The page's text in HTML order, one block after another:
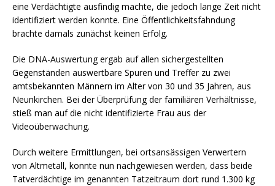
eine Verdächtigte ausfindig machte, die jedoch lange Zeit nicht
identifiziert werden konnte. Eine Öffentlichkeitsfahndung
brachte damals zunächst keinen Erfolg.
Die DNA-Auswertung ergab auf allen sichergestellten
Gegenständen auswertbare Spuren und Treffer zu zwei
amtsbekannten Männern im Alter von 30 und 35 Jahren, aus
Neunkirchen. Bei der Überprüfung der familiären Verhältnisse,
stieß man auf die nicht identifizierte Frau aus der
Videoüberwachung.
Durch weitere Ermittlungen, bei ortsansässigen Verwertern
von Altmetall, konnte nun nachgewiesen werden, dass beide
Tatverdächtige im genannten Tatzeitraum dort rund 1.300 kg